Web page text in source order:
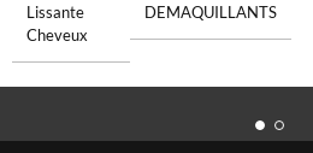
Lissante
Cheveux
DEMAQUILLANTS